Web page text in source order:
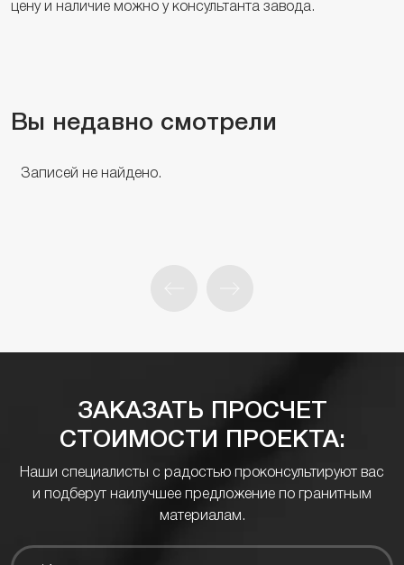
цену и наличие можно у консультанта завода.
Вы недавно смотрели
Записей не найдено.
ЗАКАЗАТЬ ПРОСЧЕТ
СТОИМОСТИ ПРОЕКТА:
Наши специалисты с радостью проконсультируют вас
и подберут наилучшее предложение по гранитным
материалам.